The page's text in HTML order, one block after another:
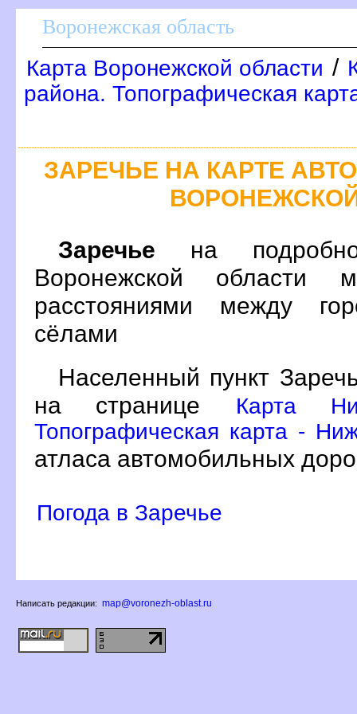
оронежская область
Карта Воронежской области /
района. Топографическая
ЗАРЕЧЬЕ НА КАРТЕ
Заречье на
оронежской области
расстояниями между
сёлами
Населенный пункт
на странице
Карта
Топографическая карта -
атласа автомобильных
Погода в Заречье
Написать редакции: map@voronezh-oblast.ru